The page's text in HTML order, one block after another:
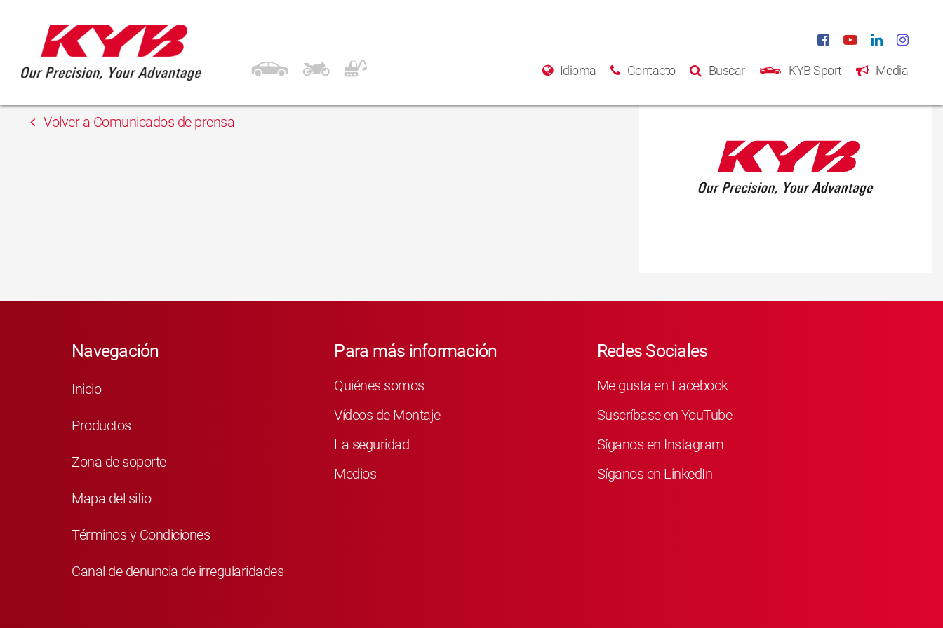
Idioma Contacto Buscar KYB Sport Media
AUTOTECHNA BARÁNEK, s.r.o.
Volver a Comunicados de prensa
Navegación
Inicio
Productos
Zona de soporte
Mapa del sitio
Términos y Condiciones
Canal de denuncia de irregularidades
Para más información
Quiénes somos
Vídeos de Montaje
La seguridad
Medios
Redes Sociales
Me gusta en Facebook
Suscríbase en YouTube
Síganos en Instagram
Síganos en LinkedIn